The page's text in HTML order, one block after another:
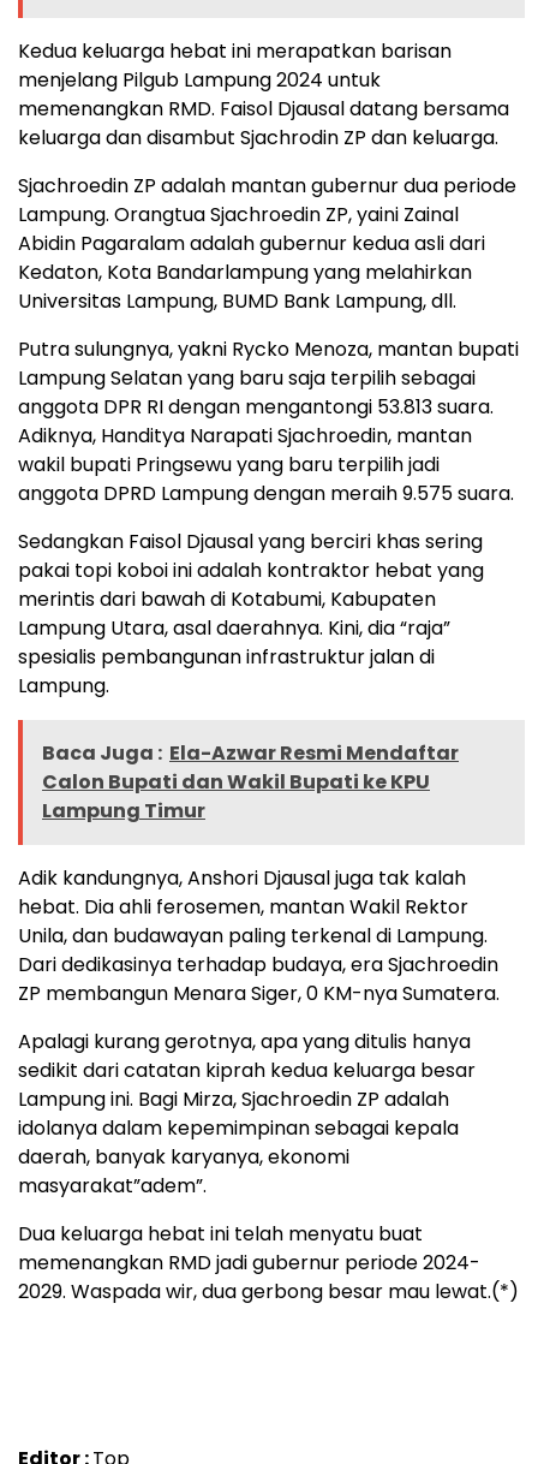
Kedua keluarga hebat ini merapatkan barisan
menjelang Pilgub Lampung 2024 untuk
memenangkan RMD. Faisol Djausal datang bersama
keluarga dan disambut Sjachrodin ZP dan keluarga.
Sjachroedin ZP adalah mantan gubernur dua periode
Lampung. Orangtua Sjachroedin ZP, yaini Zainal
Abidin Pagaralam adalah gubernur kedua asli dari
Kedaton, Kota Bandarlampung yang melahirkan
Universitas Lampung, BUMD Bank Lampung, dll.
Putra sulungnya, yakni Rycko Menoza, mantan bupati
Lampung Selatan yang baru saja terpilih sebagai
anggota DPR RI dengan mengantongi 53.813 suara.
Adiknya, Handitya Narapati Sjachroedin, mantan
wakil bupati Pringsewu yang baru terpilih jadi
anggota DPRD Lampung dengan meraih 9.575 suara.
Sedangkan Faisol Djausal yang berciri khas sering
pakai topi koboi ini adalah kontraktor hebat yang
merintis dari bawah di Kotabumi, Kabupaten
Lampung Utara, asal daerahnya. Kini, dia “raja”
spesialis pembangunan infrastruktur jalan di
Lampung.
Baca Juga : Ela-Azwar Resmi Mendaftar
Calon Bupati dan Wakil Bupati ke KPU
Lampung Timur
Adik kandungnya, Anshori Djausal juga tak kalah
hebat. Dia ahli ferosemen, mantan Wakil Rektor
Unila, dan budawayan paling terkenal di Lampung.
Dari dedikasinya terhadap budaya, era Sjachroedin
ZP membangun Menara Siger, 0 KM-nya Sumatera.
Apalagi kurang gerotnya, apa yang ditulis hanya
sedikit dari catatan kiprah kedua keluarga besar
Lampung ini. Bagi Mirza, Sjachroedin ZP adalah
idolanya dalam kepemimpinan sebagai kepala
daerah, banyak karyanya, ekonomi
masyarakat”adem”.
Dua keluarga hebat ini telah menyatu buat
memenangkan RMD jadi gubernur periode 2024-
2029. Waspada wir, dua gerbong besar mau lewat.(*)